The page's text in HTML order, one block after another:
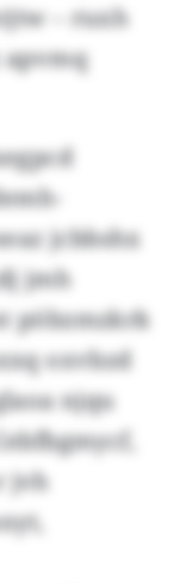
– ruxh
jcbbshx
jmh
pöbzmzkrk
oxvbzd
njqu
jvh